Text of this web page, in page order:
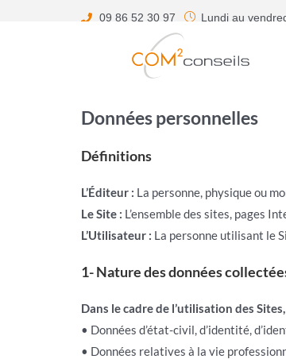
09 86 52 30 97 Lundi au
Données personnelles
Définitions
L’Éditeur : La personne, physique ou
Le Site : L’ensemble des sites, pages
L’Utilisateur : La personne utilisant le
1- Nature des données
Dans le cadre de l’utilisation des
• Données d’état-civil, d’identité,
• Données relatives à la vie